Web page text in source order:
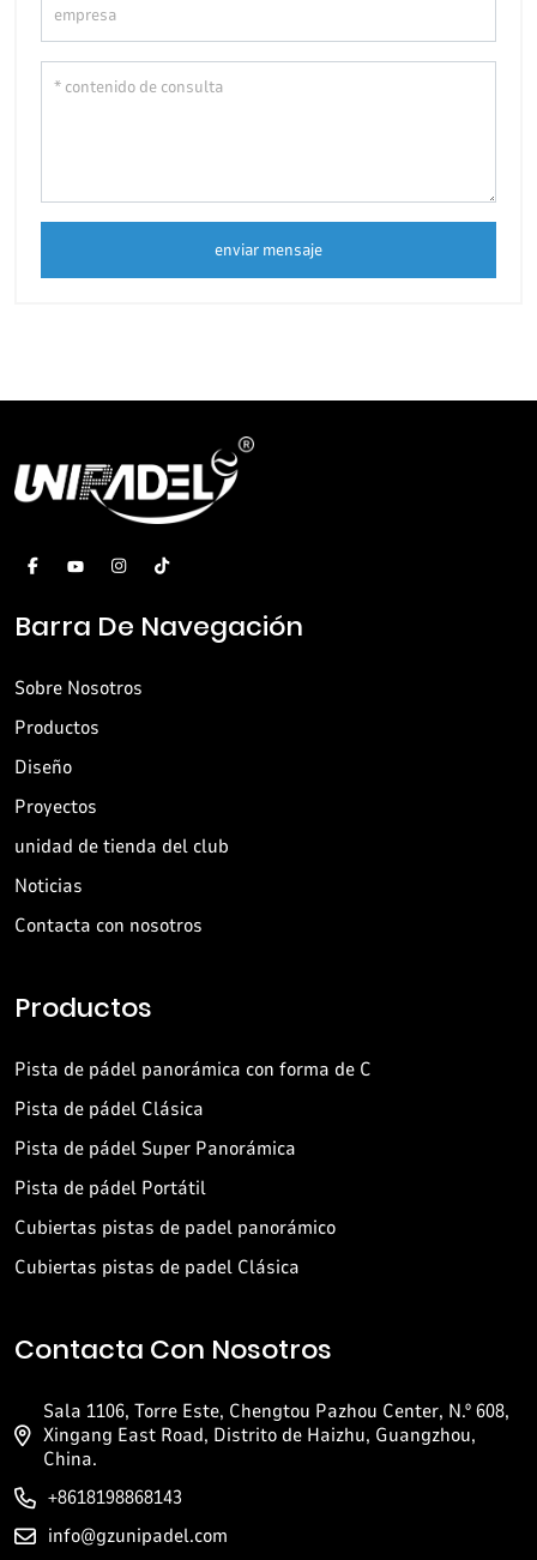
enviar mensaje
Barra De Navegación
Sobre Nosotros
Productos
Diseño
Proyectos
unidad de tienda del club
Noticias
Contacta con nosotros
Productos
Pista de pádel panorámica con forma de C
Pista de pádel Clásica
Pista de pádel Super Panorámica
Pista de pádel Portátil
Cubiertas pistas de padel panorámico
Cubiertas pistas de padel Clásica
Contacta Con Nosotros
Sala 1106, Torre Este, Chengtou Pazhou Center, N.º 608,
Xingang East Road, Distrito de Haizhu, Guangzhou,
China.
+8618198868143
info@gzunipadel.com